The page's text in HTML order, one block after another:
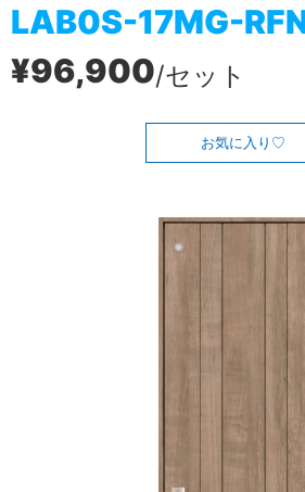
LAB0S-17MG-
¥96,900/セット
お気に入り